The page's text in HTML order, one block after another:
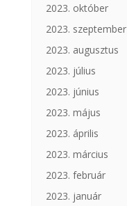
2023. október
2023. szeptember
2023. augusztus
2023. július
2023. június
2023. május
2023. április
2023. március
2023. február
2023. január